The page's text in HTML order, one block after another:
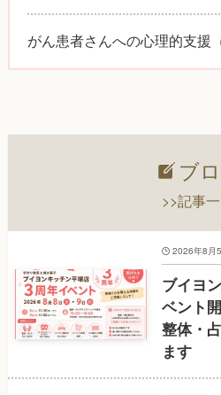
がん患者さんへの心理的支援
ブ
>>記事
ブイヨ
ベント
整体・
ます
2026年8月